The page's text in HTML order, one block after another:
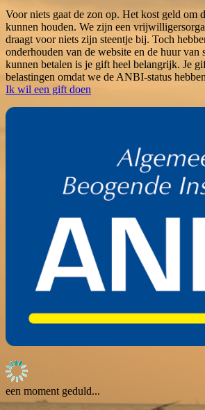
Voor niets gaat de zon op. Het kost geld om
kunnen houden. We zijn een
draagt voor niets zijn steentje bij. Toch
onderhouden van de website en de huur van
kunnen betalen is je gift heel belangrijk. Je
belastingen omdat we de ANBI-status
Ik wil een gift doen
een moment geduld...